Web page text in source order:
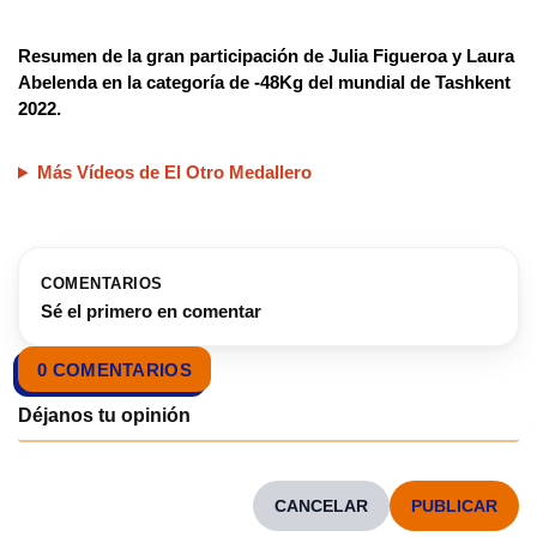
Resumen de la gran participación de Julia Figueroa y Laura
Abelenda en la categoría de -48Kg del mundial de Tashkent
2022.
Más Vídeos de El Otro Medallero
COMENTARIOS
Sé el primero en comentar
0 COMENTARIOS
CANCELAR